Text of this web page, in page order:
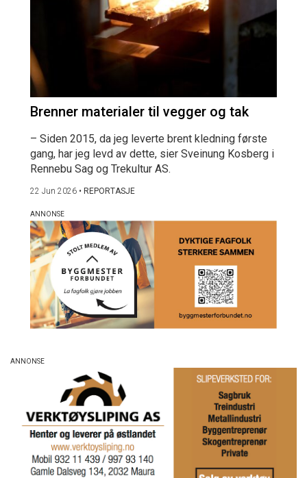
Brenner materialer til vegger og tak
– Siden 2015, da jeg leverte brent kledning første
gang, har jeg levd av dette, sier Sveinung Kosberg i
Rennebu Sag og Trekultur AS.
22 Jun 2026 • REPORTASJE